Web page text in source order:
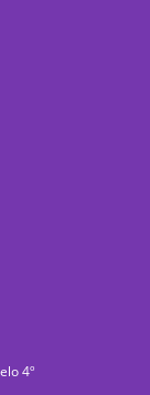
4º